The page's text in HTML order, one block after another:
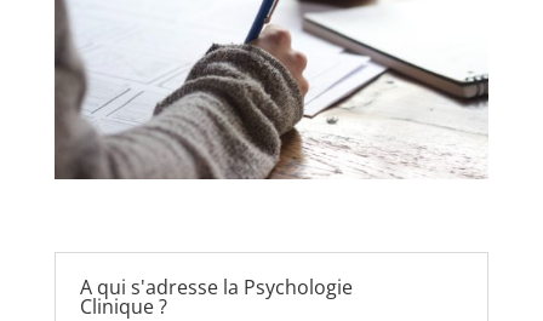
A qui s'adresse la Psychologie
Clinique ?